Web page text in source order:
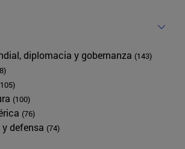
diplomacia y gobernanza (143)
(100)
(76)
defensa (74)